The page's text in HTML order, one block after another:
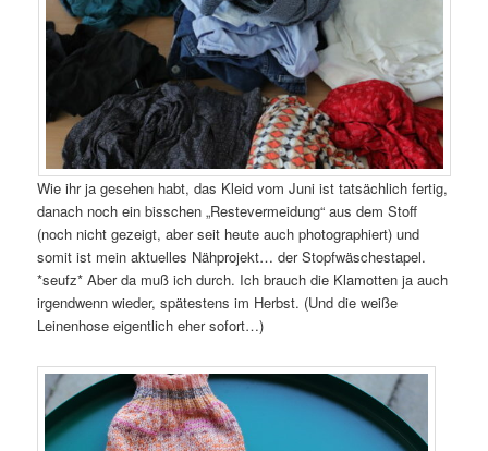
Wie ihr ja gesehen habt, das Kleid vom Juni ist tatsächlich fertig,
danach noch ein bisschen „Restevermeidung“ aus dem Stoff
(noch nicht gezeigt, aber seit heute auch photographiert) und
somit ist mein aktuelles Nähprojekt… der Stopfwäschestapel.
*seufz* Aber da muß ich durch. Ich brauch die Klamotten ja auch
irgendwenn wieder, spätestens im Herbst. (Und die weiße
Leinenhose eigentlich eher sofort…)